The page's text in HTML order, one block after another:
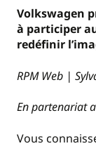
Volkswagen
à participer
redéfinir
RPM Web |
En partenariat
Vous